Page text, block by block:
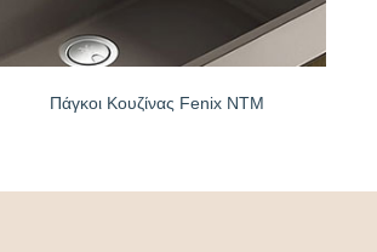
όπως:
Πάγκοι Κουζίνας Fenix NTM